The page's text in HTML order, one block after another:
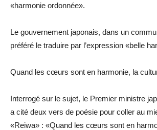
«harmonie ordonnée».
Le gouvernement japonais, dans un
préféré le traduire par l’expression «belle
Quand les cœurs sont en harmonie, la
Interrogé sur le sujet, le Premier ministre
a cité deux vers de poésie pour coller au
«Reiwa» : «Quand les cœurs sont en